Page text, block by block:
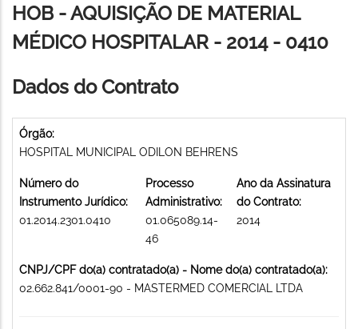
navegação
HOB - AQUISIÇÃO DE MATERIAL
MÉDICO HOSPITALAR - 2014 - 0410
Dados do Contrato
Órgão:
HOSPITAL MUNICIPAL ODILON BEHRENS
Número do
Instrumento Jurídico:
01.2014.2301.0410
Processo
Administrativo:
01.065089.14-
46
Ano da Assinatura
do Contrato:
2014
CNPJ/CPF do(a) contratado(a) - Nome do(a) contratado(a):
02.662.841/0001-90 - MASTERMED COMERCIAL LTDA